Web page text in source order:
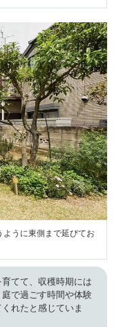
うに東側まで延びてお
てて、収穫時期には
で過ごす時間や体験
れたと感じていま